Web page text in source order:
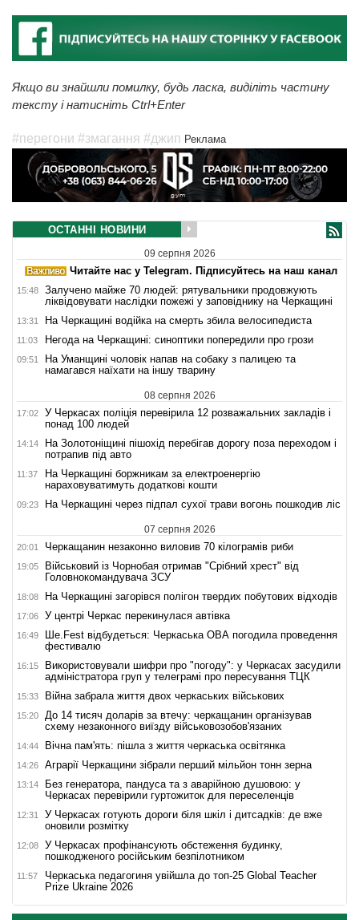
Якщо ви знайшли помилку, будь ласка, виділіть частину
тексту і натисніть Ctrl+Enter
#перегони #змагання #джип Реклама
ОСТАННІ НОВИНИ
09 серпня 2026
Читайте нас у Telegram. Підписуйтесь на наш канал
15:48
Залучено майже 70 людей: рятувальники продовжують
ліквідовувати наслідки пожежі у заповіднику на Черкащині
13:31 На Черкащині водійка на смерть збила велосипедиста
11:03 Негода на Черкащині: синоптики попередили про грози
09:51
На Уманщині чоловік напав на собаку з палицею та
намагався наїхати на іншу тварину
08 серпня 2026
17:02
У Черкасах поліція перевірила 12 розважальних закладів і
понад 100 людей
14:14
На Золотоніщині пішохід перебігав дорогу поза переходом і
потрапив під авто
11:37
На Черкащині боржникам за електроенергію
нараховуватимуть додаткові кошти
09:23 На Черкащині через підпал сухої трави вогонь пошкодив ліс
07 серпня 2026
20:01 Черкащанин незаконно виловив 70 кілограмів риби
19:05
Військовий із Чорнобая отримав "Срібний хрест" від
Головнокомандувача ЗСУ
18:08 На Черкащині загорівся полігон твердих побутових відходів
17:06 У центрі Черкас перекинулася автівка
16:49
Ше.Fest відбудеться: Черкаська ОВА погодила проведення
фестивалю
16:15
Використовували шифри про "погоду": у Черкасах засудили
адміністратора груп у телеграмі про пересування ТЦК
15:33 Війна забрала життя двох черкаських військових
15:20
До 14 тисяч доларів за втечу: черкащанин організував
схему незаконного виїзду військовозобов'язаних
14:44 Вічна пам'ять: пішла з життя черкаська освітянка
14:26 Аграрії Черкащини зібрали перший мільйон тонн зерна
13:14
Без генератора, пандуса та з аварійною душовою: у
Черкасах перевірили гуртожиток для переселенців
12:31
У Черкасах готують дороги біля шкіл і дитсадків: де вже
оновили розмітку
12:08
У Черкасах профінансують обстеження будинку,
пошкодженого російським безпілотником
11:57
Черкаська педагогиня увійшла до топ-25 Global Teacher
Prize Ukraine 2026